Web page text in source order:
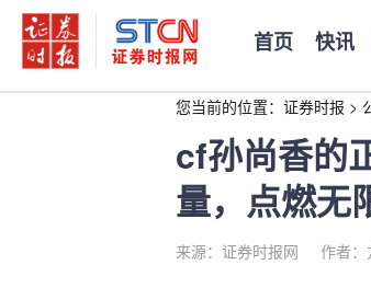
首页 快讯
您当前的位置： 证券时报 >
cf孙尚香的
量，点燃无
来源：证券时报网 作者